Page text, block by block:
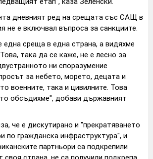
дневният ред на срещата със САЩ в
не е включвал въпроса за санкциите.
среща в една страна, а видяхме
така да се каже, не е лесно за
ни споразумение
за небето, морето, децата и
военните, така и цивилните. Това
обсъдихме", добави държавният
че е дискутирано и "прекратяването
по гражданска инфраструктура", и
партньори са подкрепили